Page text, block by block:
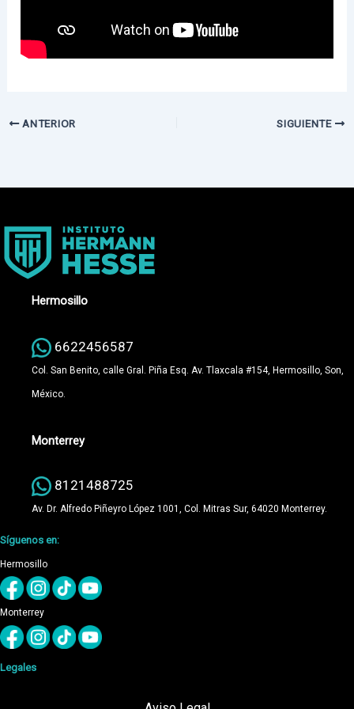
ANTERIOR SIGUIENTE
Hermosillo
6622456587
Col. San Benito, calle Gral. Piña Esq. Av. Tlaxcala #154, Hermosillo, Son,
México.
Monterrey
8121488725
Av. Dr. Alfredo Piñeyro López 1001, Col. Mitras Sur, 64020 Monterrey.
Síguenos en:
Hermosillo
Monterrey
Legales